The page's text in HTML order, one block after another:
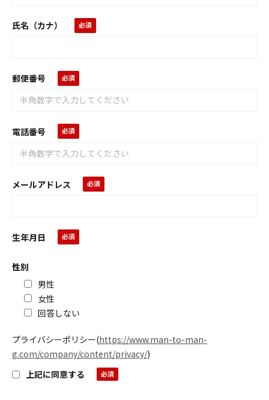
氏名（カナ）
郵便番号
電話番号
メールアドレス
生年月日
性別
男性
女性
回答しない
プライバシーポリシー(https://www.man-to-man-
g.com/company/content/privacy/)
上記に同意する